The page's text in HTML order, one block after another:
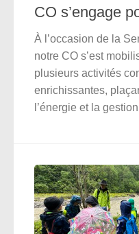
CO s’engage
À l’occasion de la
notre CO s’est
plusieurs activités
enrichissantes,
l’énergie et la